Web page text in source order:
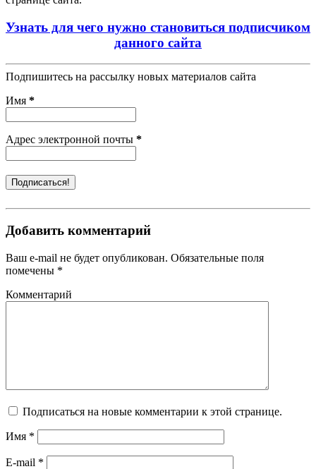
Узнать для чего нужно становиться подписчиком
данного сайта
Подпишитесь на рассылку новых материалов сайта
Имя *
Адрес электронной почты *
Добавить комментарий
Ваш e-mail не будет опубликован. Обязательные поля
помечены *
Комментарий
Подписаться на новые комментарии к этой странице.
Имя *
E-mail *